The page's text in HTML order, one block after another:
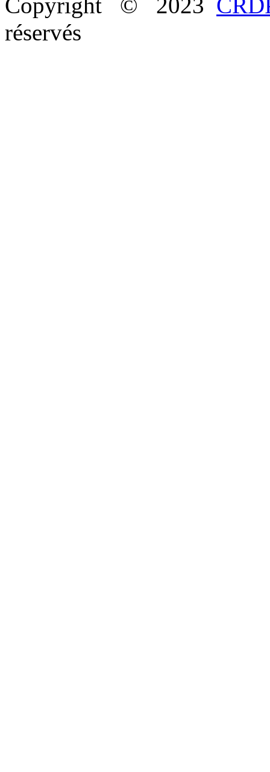
Copyright © 2023
réservés